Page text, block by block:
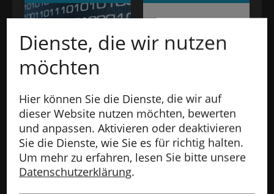
S1 CAN 2X S4 CommPro X
S7 TrackPro X S Core
Dienste, die wir nutzen
möchten
Hier können Sie die Dienste, die wir auf
dieser Website nutzen möchten, bewerten
und anpassen. Aktivieren oder deaktivieren
Sie die Dienste, wie Sie es für richtig halten.
Um mehr zu erfahren, lesen Sie bitte unsere
Datenschutzerklärung.